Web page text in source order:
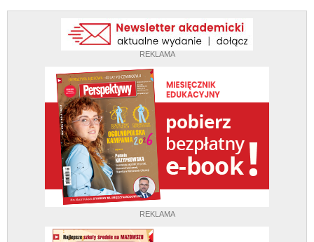
REKLAMA
REKLAMA